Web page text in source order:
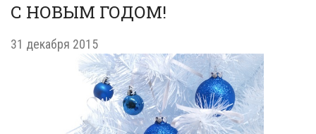
С НОВЫМ ГОДОМ!
31 декабря 2015